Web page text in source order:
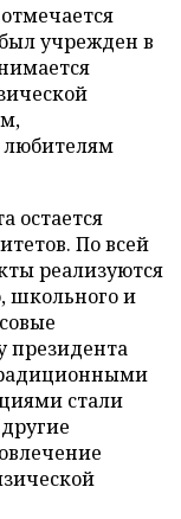
учрежден в
любителям
остается
По всей
реализуются
школьного и
президента
стали